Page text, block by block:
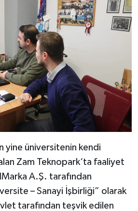
Başlıyor
yine üniversitenin kendi
Zam Teknopark‘ta faaliyet
A.Ş. tarafından
– Sanayi İşbirliği” olarak
tarafından teşvik edilen